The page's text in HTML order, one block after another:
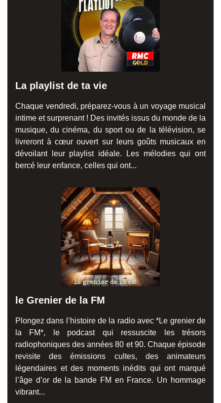
La playlist de ta vie
Chaque vendredi, préparez-vous à un voyage musical
intime et surprenant ! Des invités issus du monde de la
musique, du cinéma, du sport ou de la télévision, se
livreront à cœur ouvert sur leurs goûts musicaux en
dévoilant leur playlist idéale. Les mélodies qui ont
bercé leur enfance, celles qui ont...
le Grenier de la FM
Plongez dans l’histoire de la radio avec *Le grenier de
la FM*, le podcast qui ressuscite les trésors
radiophoniques des années 80 et 90. Chaque épisode
revisite des émissions cultes, des animateurs
légendaires et des moments inédits qui ont marqué
l’âge d’or de la bande FM en France. Un hommage
vibrant...